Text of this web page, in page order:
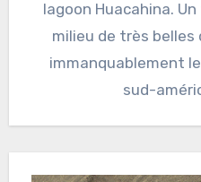
lagoon Huacahina.
milieu de très
immanquablement
sud-